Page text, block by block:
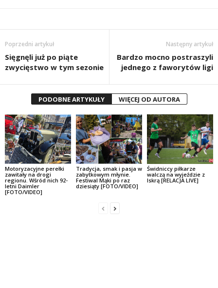
Poprzedni artykuł
Sięgnęli już po piąte
zwycięstwo w tym sezonie
Następny artykuł
Bardzo mocno postraszyli
jednego z faworytów ligi
PODOBNE ARTYKUŁY WIĘCEJ OD AUTORA
Motoryzacyjne perełki
zawitały na drogi
regionu. Wśród nich 92-
letni Daimler
[FOTO/VIDEO]
Tradycja, smak i pasja w
zabytkowym młynie.
Festiwal Mąki po raz
dziesiąty [FOTO/VIDEO]
Świdniccy piłkarze
walczą na wyjeździe z
Iskrą [RELACJA LIVE]